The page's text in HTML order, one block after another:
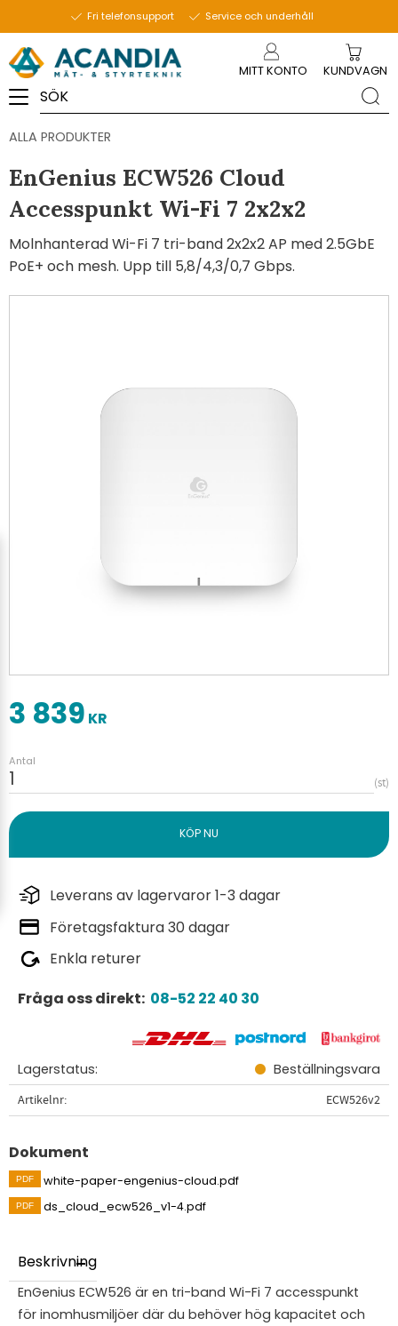
Fri telefonsupport Service och underhåll
MITT KONTO KUNDVAGN
ALLA PRODUKTER
EnGenius ECW526 Cloud
Accesspunkt Wi-Fi 7 2x2x2
Molnhanterad Wi-Fi 7 tri-band 2x2x2 AP med 2.5GbE
PoE+ och mesh. Upp till 5,8/4,3/0,7 Gbps.
3 839 KR
Antal
st
Leverans av lagervaror 1-3 dagar
Företagsfaktura 30 dagar
Enkla returer
Fråga oss direkt: 08-52 22 40 30
Lagerstatus Beställningsvara
Artikelnr ECW526v2
Dokument
white-paper-engenius-cloud.pdf
ds_cloud_ecw526_v1-4.pdf
Beskrivning
EnGenius ECW526 är en tri-band Wi-Fi 7 accesspunkt
för inomhusmiljöer där du behöver hög kapacitet och